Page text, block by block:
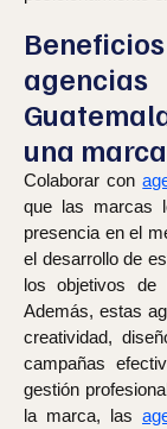
una marca
Colaborar con
que las marcas
presencia en el
el desarrollo de
los objetivos de
Además, estas
creatividad,
campañas
gestión
la marca, las